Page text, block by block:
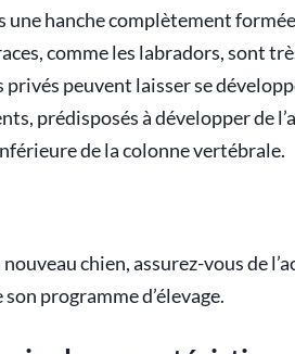
une hanche complètement
comme les labradors, sont
peuvent laisser se
prédisposés à développer de
de la colonne vertébrale.
chien, assurez-vous de
programme d’élevage.